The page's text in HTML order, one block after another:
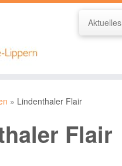
Aktuelles
» Lindenthaler Flair
Flair